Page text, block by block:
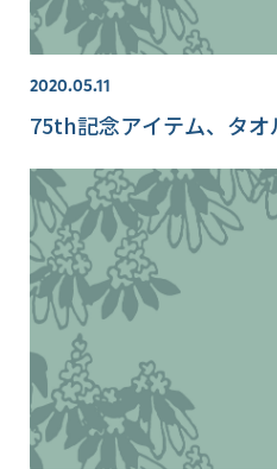
2020.05.11
75th記念アイテム、タオ